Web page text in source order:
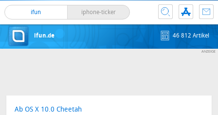
ifun iphone-ticker
ifun.de 46 812 Artikel
Ab OS X 10.0 Cheetah